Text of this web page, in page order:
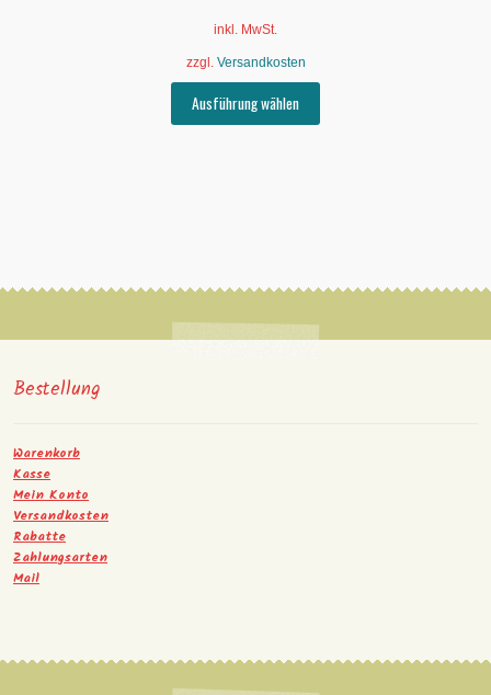
inkl. MwSt.
zzgl. Versandkosten
Ausführung wählen
können
Bestellung
Warenkorb
Kasse
Mein Konto
Versandkosten
Rabatte
Zahlungsarten
Mail